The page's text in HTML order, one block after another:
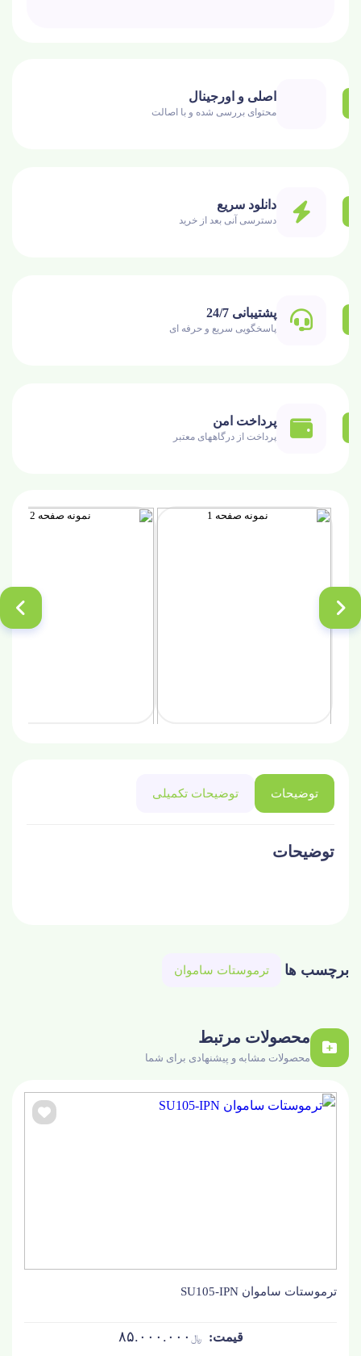
اصلی و اورجینال
محتوای بررسی شده و با اصالت
دانلود سریع
دسترسی آنی بعد از خرید
پشتیبانی 24/7
پاسخگویی سریع و حرفه ای
پرداخت امن
پرداخت از درگاههای معتبر
توضیحات توضیحات تکمیلی
توضیحات
برچسب ها ترموستات ساموان
محصولات مرتبط
محصولات مشابه و پیشنهادی برای شما
ترموستات ساموان SU105-IPN
﷼ ۸۵.۰۰۰.۰۰۰